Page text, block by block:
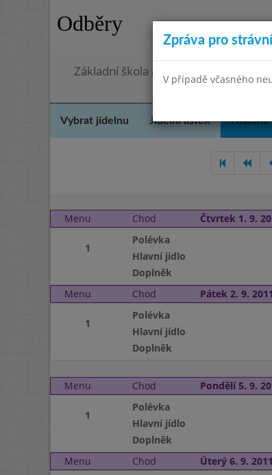
Odběry
Základní škola a Mateřská škola,
Vybrat jídelnu Jídelní lístek Historie
Menu
Chod Čtvrtek 1. 9.
1
Polévka
Hlavní jídlo
Doplněk
Menu
Chod Pátek 2. 9. 2011
1
Polévka
Hlavní jídlo
Doplněk
Menu
Chod Pondělí 5. 9.
1
Polévka
Hlavní jídlo
Doplněk
Menu
Chod Úterý 6. 9. 2011
Zpráva pro
V případě včasného